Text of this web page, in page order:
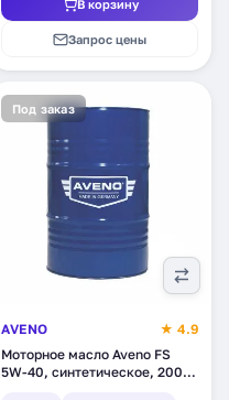
В корзину
Запрос цены
Под заказ
AVENO
★ 4.9
Моторное масло Aveno FS
5W-40, синтетическое, 200 л